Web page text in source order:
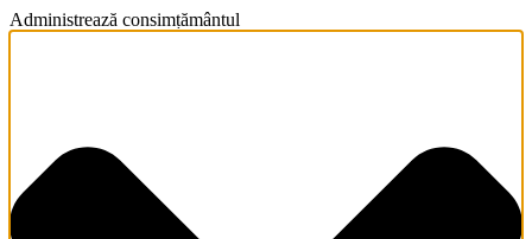
Administrează consimțământul